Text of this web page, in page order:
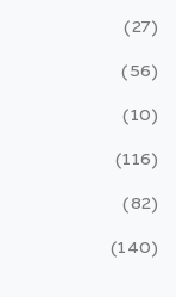
27
56
10
116
82
140